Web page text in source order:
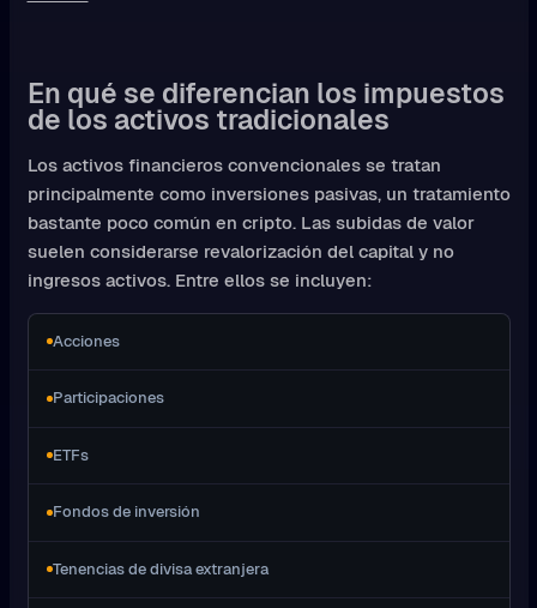
En qué se diferencian los impuestos
de los activos tradicionales
Los activos financieros convencionales se tratan
principalmente como inversiones pasivas, un tratamiento
bastante poco común en cripto. Las subidas de valor
suelen considerarse revalorización del capital y no
ingresos activos. Entre ellos se incluyen:
Acciones
Participaciones
ETFs
Fondos de inversión
Tenencias de divisa extranjera